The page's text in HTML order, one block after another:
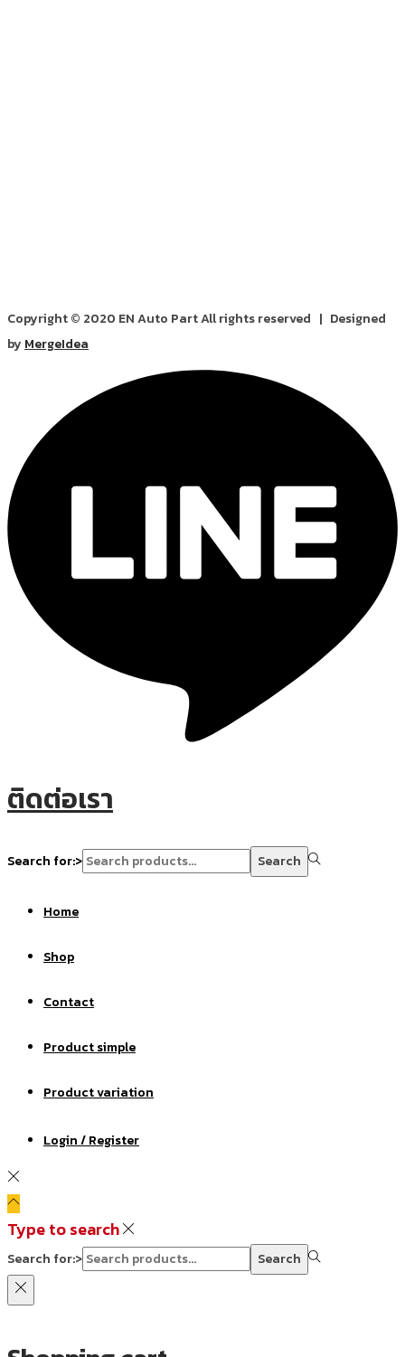
Copyright © 2020 EN Auto Part All rights reserved | Designed
by MergeIdea
ติดต่อเรา
Search for:> Search
Home
Shop
Contact
Product simple
Product variation
Login / Register
Type to search
Search for:> Search